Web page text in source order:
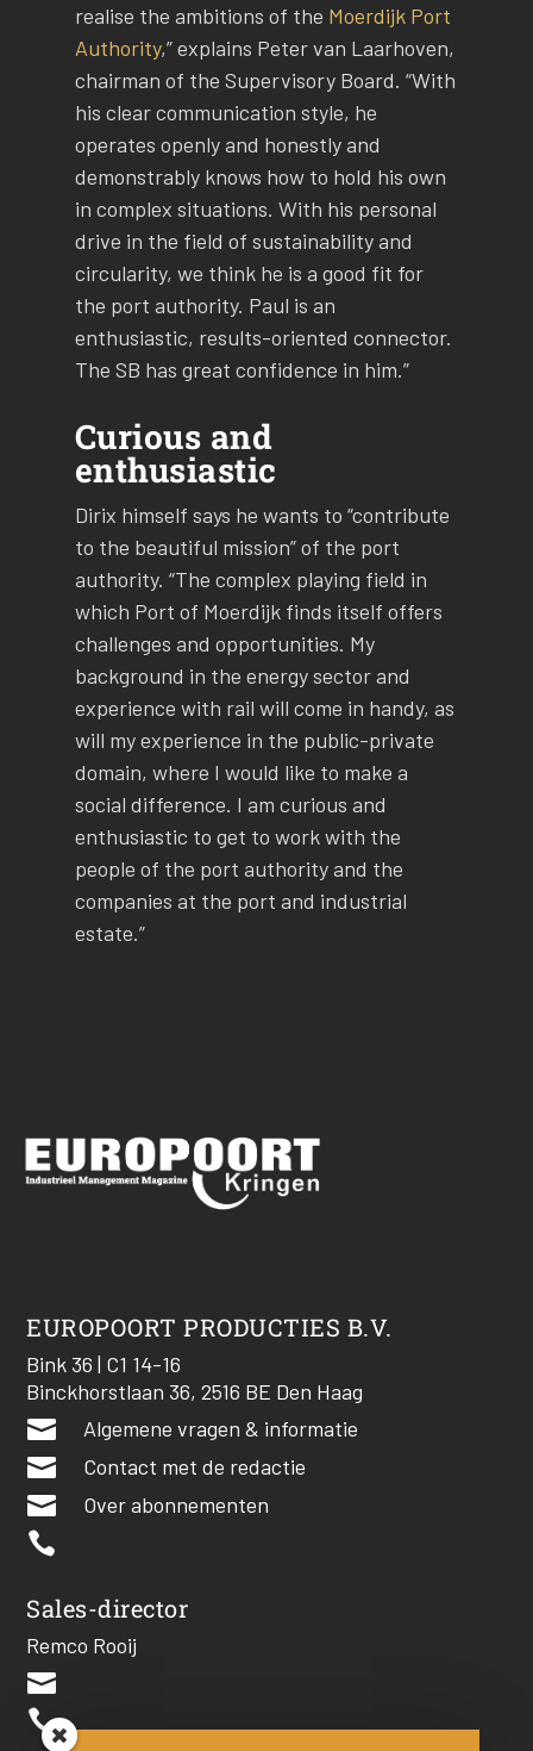
realise the ambitions of the Moerdijk Port
Authority,” explains Peter van Laarhoven,
chairman of the Supervisory Board. “With
his clear communication style, he
operates openly and honestly and
demonstrably knows how to hold his own
in complex situations. With his personal
drive in the field of sustainability and
circularity, we think he is a good fit for
the port authority. Paul is an
enthusiastic, results-oriented connector.
The SB has great confidence in him.”
Curious and
enthusiastic
Dirix himself says he wants to “contribute
to the beautiful mission” of the port
authority. “The complex playing field in
which Port of Moerdijk finds itself offers
challenges and opportunities. My
background in the energy sector and
experience with rail will come in handy, as
will my experience in the public-private
domain, where I would like to make a
social difference. I am curious and
enthusiastic to get to work with the
people of the port authority and the
companies at the port and industrial
estate.”
EUROPOORT PRODUCTIES B.V.
Bink 36 | C1 14-16
Binckhorstlaan 36, 2516 BE Den Haag
 Algemene vragen & informatie
 Contact met de redactie
 Over abonnementen

Sales-director
Remco Rooij

